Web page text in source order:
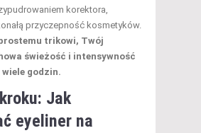
korektora,
przyczepność kosmetyków.
trikowi, Twój
świeżość i intensywność
godzin.
Jak
eyeliner na